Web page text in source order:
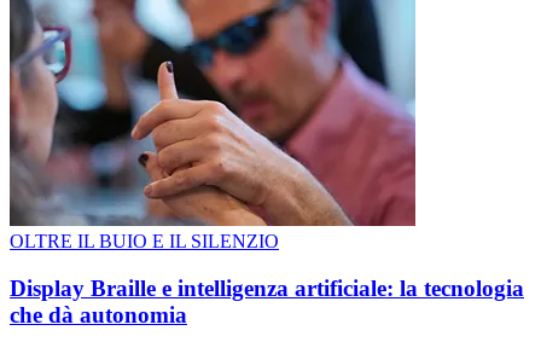
OLTRE IL BUIO E IL SILENZIO
Display Braille e intelligenza artificiale: la tecnologia
che dà autonomia